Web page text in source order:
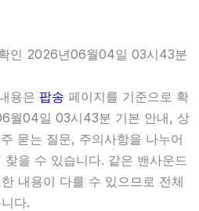
인 2026년06월04일 03시43분
용은 팝송 페이지를 기준으로 확
월04일 03시43분 기본 안내, 상
묻는 질문, 주의사항을 나누어
을 수 있습니다. 같은 밴사운드
내용이 다를 수 있으므로 전체
다.